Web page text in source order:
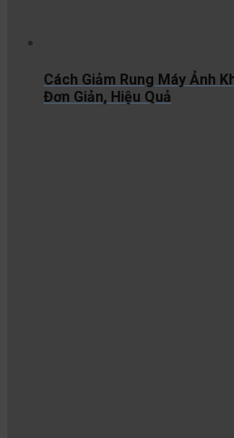
Cách Giảm Rung Máy Ảnh
Đơn Giản, Hiệu Quả